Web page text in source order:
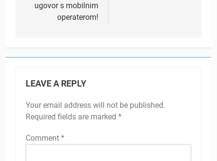
ugovor s mobilnim
operaterom!
LEAVE A REPLY
Your email address will not be published.
Required fields are marked *
Comment *